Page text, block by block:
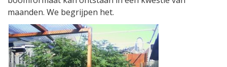
maanden. We begrijpen het.